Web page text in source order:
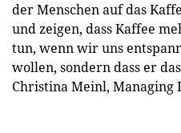
der Menschen auf das
und zeigen, dass Kaffee
tun, wenn wir uns
wollen, sondern dass er
Christina Meinl, Managing